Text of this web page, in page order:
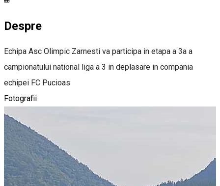
Despre
Echipa Asc Olimpic Zarnesti va participa in etapa a 3a a
campionatului national liga a 3 in deplasare in compania
echipei FC Pucioas
Fotografii